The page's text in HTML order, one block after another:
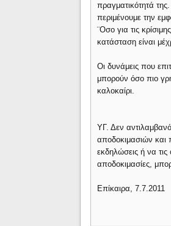
πραγματικότητά
περιμένουμε την
¨Οσο για τις
κατάσταση είναι
Οι δυνάμεις που
μπορούν όσο πιο
καλοκαίρι.
ΥΓ. Δεν
αποδοκιμασιών
εκδηλώσεις ή να
αποδοκιμασίες,
Επίκαιρα, 7.7.2011